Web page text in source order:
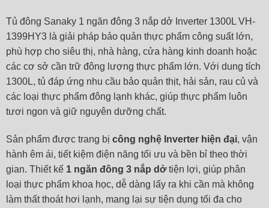
Tủ đông Sanaky 1 ngăn đông 3 nắp dở Inverter 1300L VH-
1399HY3 là giải pháp bảo quản thực phẩm công suất lớn,
phù hợp cho siêu thị, nhà hàng, cửa hàng kinh doanh hoặc
các cơ sở cần trữ đông lượng thực phẩm lớn. Với dung tích
1300L, tủ đáp ứng nhu cầu bảo quản thịt, hải sản, rau củ và
các loại thực phẩm đông lạnh khác, giúp thực phẩm luôn
tươi ngon và giữ nguyên dưỡng chất.
Sản phẩm được trang bị công nghệ Inverter hiện đại, vận
hành êm ái, tiết kiệm điện năng tối ưu và bền bỉ theo thời
gian. Thiết kế 1 ngăn đông 3 nắp dởtiện lợi, giúp phân
loại thực phẩm khoa học, dễ dàng lấy ra khi cần mà không
làm thất thoát hơi lạnh, mang lại sự tiện dụng tối đa cho